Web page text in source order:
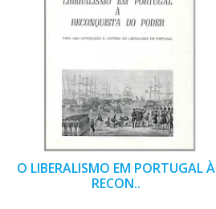
O LIBERALISMO EM PORTUGAL À
RECON..